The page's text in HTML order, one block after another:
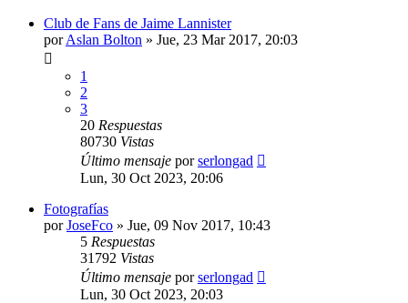
Club de Fans de Jaime Lannister
porAslan Bolton » Jue, 23 Mar 2017, 20:03
1
2
3
20 Respuestas
80730 Vistas
Último mensaje porserlongad
Lun, 30 Oct 2023, 20:06
Fotografías
porJoseFco » Jue, 09 Nov 2017, 10:43
5 Respuestas
31792 Vistas
Último mensaje porserlongad
Lun, 30 Oct 2023, 20:03